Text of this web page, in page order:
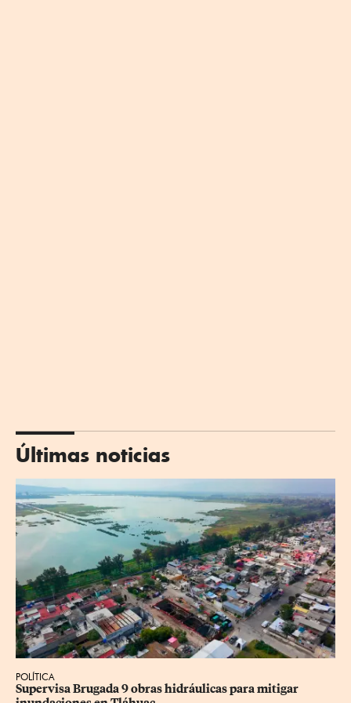
Últimas noticias
POLÍTICA
Supervisa Brugada 9 obras hidráulicas para mitigar